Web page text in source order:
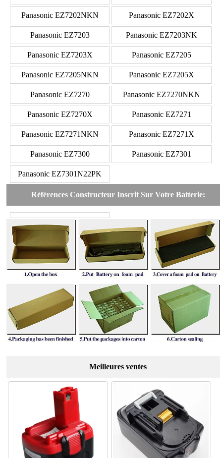
Panasonic EZ7202NKN Panasonic EZ7202X
Panasonic EZ7203 Panasonic EZ7203NK
Panasonic EZ7203X Panasonic EZ7205
Panasonic EZ7205NKN Panasonic EZ7205X
Panasonic EZ7270 Panasonic EZ7270NKN
Panasonic EZ7270X Panasonic EZ7271
Panasonic EZ7271NKN Panasonic EZ7271X
Panasonic EZ7300 Panasonic EZ7301
Panasonic EZ7301N22PK
Références Constructeur Inscrit Sur Votre Batterie:
Meilleures ventes